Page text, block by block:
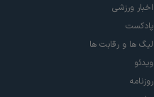
اخبار ورزشی
پادکست
لیگ ها و رقابت ها
ویدئو
روزنامه